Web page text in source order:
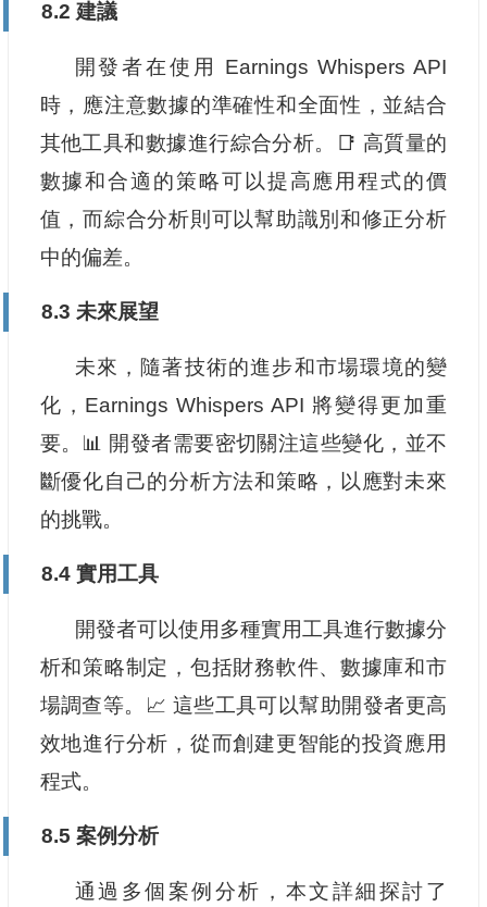
8.2 建議
開發者在使用 Earnings Whispers API
時，應注意數據的準確性和全面性，並結合
其他工具和數據進行綜合分析。📑 高質量的
數據和合適的策略可以提高應用程式的價
值，而綜合分析則可以幫助識別和修正分析
中的偏差。
8.3 未來展望
未來，隨著技術的進步和市場環境的變
化，Earnings Whispers API 將變得更加重
要。📊 開發者需要密切關注這些變化，並不
斷優化自己的分析方法和策略，以應對未來
的挑戰。
8.4 實用工具
開發者可以使用多種實用工具進行數據分
析和策略制定，包括財務軟件、數據庫和市
場調查等。📈 這些工具可以幫助開發者更高
效地進行分析，從而創建更智能的投資應用
程式。
8.5 案例分析
通過多個案例分析，本文詳細探討了